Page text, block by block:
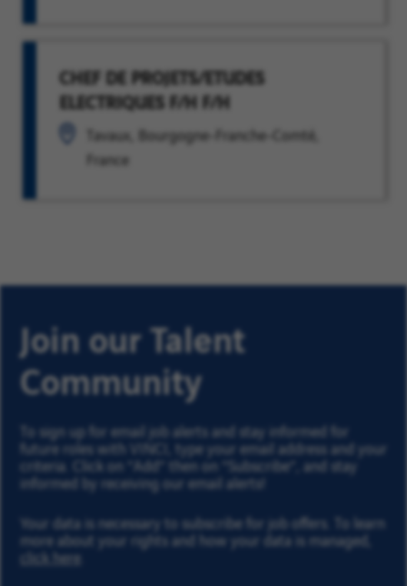
CHEF DE PROJETS/ETUDES
ELECTRIQUES F/H F/H
Tavaux, Bourgogne-Franche-Comté,
France
Join our Talent
Community
To sign up for email job alerts and stay informed for
future roles with VINCI, type your email address and your
criteria. Click on “Add” then on “Subscribe”, and stay
informed by receiving our email alerts!
Your data is necessary to subscribe for job offers. To learn
more about your rights and how your data is managed,
click here